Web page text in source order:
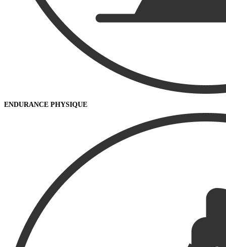
ENDURANCE PHYSIQUE